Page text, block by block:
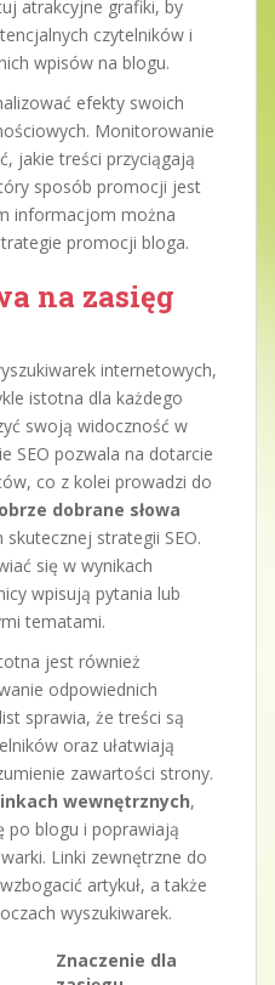
atrakcyjne grafiki, by
czytelników i
wpisów na blogu.
efekty swoich
Monitorowanie
jakie treści przyciągają
sposób promocji jest
informacjom można
promocji bloga.
na zasięg
internetowych,
istotna dla każdego
swoją widoczność w
SEO pozwala na dotarcie
co z kolei prowadzi do
dobrane słowa
strategii SEO.
się w wynikach
wpisują pytania lub
tematami.
jest również
odpowiednich
sprawia, że treści są
oraz ułatwiają
zawartości strony.
wewnętrznych,
po blogu i poprawiają
Linki zewnętrzne do
artykuł, a także
wyszukiwarek.
Znaczenie dla